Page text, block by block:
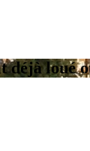
déjà loué